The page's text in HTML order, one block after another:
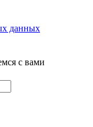
данных
с вами